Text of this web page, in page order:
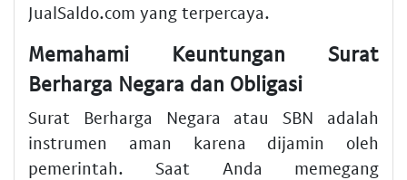
JualSaldo.com yang terpercaya.
Memahami Keuntungan Surat
Berharga Negara dan Obligasi
Surat Berharga Negara atau SBN adalah
instrumen aman karena dijamin oleh
pemerintah. Saat Anda memegang